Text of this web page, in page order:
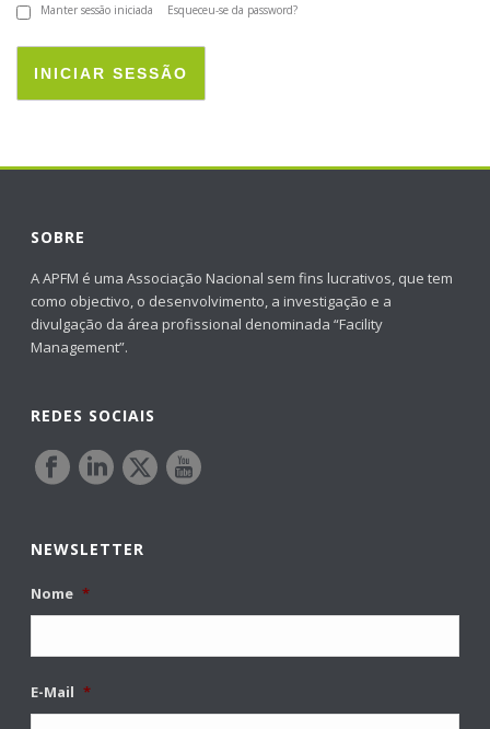
Manter sessão iniciada Esqueceu-se da password?
INICIAR SESSÃO
SOBRE
A APFM é uma Associação Nacional sem fins lucrativos, que tem
como objectivo, o desenvolvimento, a investigação e a
divulgação da área profissional denominada “Facility
Management”.
REDES SOCIAIS
NEWSLETTER
Nome *
E-Mail *